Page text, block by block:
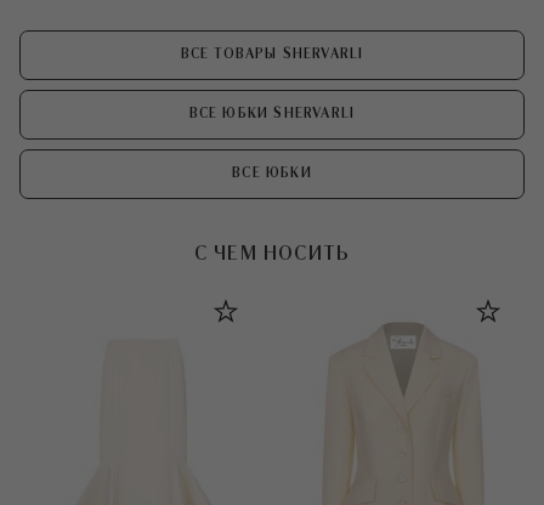
ВСЕ ТОВАРЫ SHERVARLI
ВСЕ ЮБКИ SHERVARLI
ВСЕ ЮБКИ
С ЧЕМ НОСИТЬ